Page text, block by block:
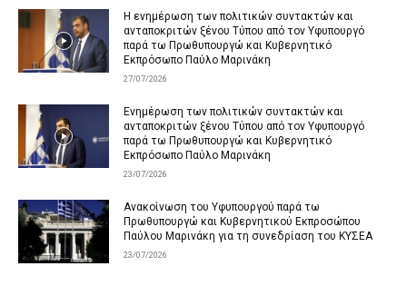
Η ενημέρωση των πολιτικών συντακτών και
ανταποκριτών ξένου Τύπου από τον Υφυπουργό
παρά τω Πρωθυπουργώ και Κυβερνητικό
Εκπρόσωπο Παύλο Μαρινάκη
27/07/2026
Ενημέρωση των πολιτικών συντακτών και
ανταποκριτών ξένου Τύπου από τον Υφυπουργό
παρά τω Πρωθυπουργώ και Κυβερνητικό
Εκπρόσωπο Παύλο Μαρινάκη
23/07/2026
Ανακοίνωση του Υφυπουργού παρά τω
Πρωθυπουργώ και Κυβερνητικού Εκπροσώπου
Παύλου Μαρινάκη για τη συνεδρίαση του ΚΥΣΕΑ
23/07/2026